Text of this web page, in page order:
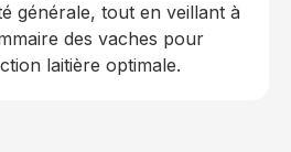
générale, tout en veillant à
des vaches pour
laitière optimale.